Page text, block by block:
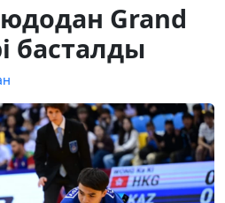
Grand
басталды